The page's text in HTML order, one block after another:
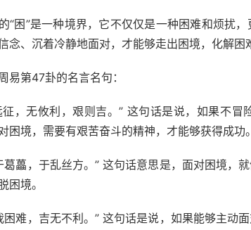
“困”是一种境界，它不仅仅是一种困难和烦扰
念、沉着冷静地面对，才能够走出困境，化解困
易第47卦的名言名句：
征，无攸利，艰则吉。” 这句话是说，如果不
困境，需要有艰苦奋斗的精神，才能够获得成功。
葛藟，于乱丝方。” 这句话意思是，面对困境，
困境。
困难，吉无不利。” 这句话是说，如果能够主动